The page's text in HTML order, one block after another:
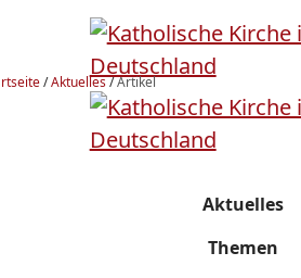
/Aktuelles/Artikel
Aktuelles
Themen